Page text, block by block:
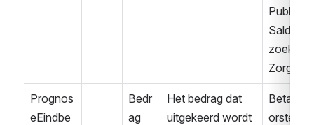
Publiek
Saldover
zoek
Zorg
Prognos
eEindbe
Bedr
ag
Het bedrag dat
uitgekeerd wordt
Betaalvo
orstel